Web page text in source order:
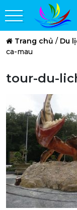
Trang chủ / Du
ca-mau
tour-du-